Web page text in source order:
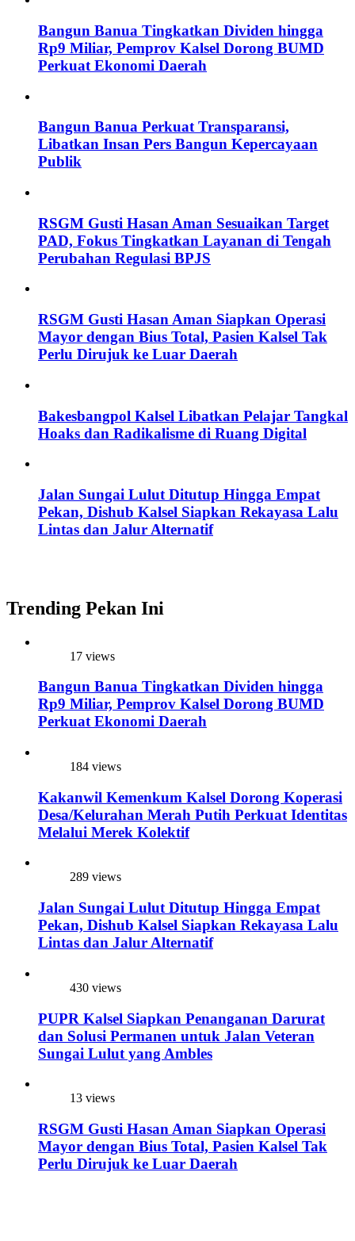
Bangun Banua Tingkatkan Dividen hingga
Rp9 Miliar, Pemprov Kalsel Dorong BUMD
Perkuat Ekonomi Daerah
Bangun Banua Perkuat Transparansi,
Libatkan Insan Pers Bangun Kepercayaan
Publik
RSGM Gusti Hasan Aman Sesuaikan Target
PAD, Fokus Tingkatkan Layanan di Tengah
Perubahan Regulasi BPJS
RSGM Gusti Hasan Aman Siapkan Operasi
Mayor dengan Bius Total, Pasien Kalsel Tak
Perlu Dirujuk ke Luar Daerah
Bakesbangpol Kalsel Libatkan Pelajar Tangkal
Hoaks dan Radikalisme di Ruang Digital
Jalan Sungai Lulut Ditutup Hingga Empat
Pekan, Dishub Kalsel Siapkan Rekayasa Lalu
Lintas dan Jalur Alternatif
Trending Pekan Ini
17 views
Bangun Banua Tingkatkan Dividen hingga
Rp9 Miliar, Pemprov Kalsel Dorong BUMD
Perkuat Ekonomi Daerah
184 views
Kakanwil Kemenkum Kalsel Dorong Koperasi
Desa/Kelurahan Merah Putih Perkuat Identitas
Melalui Merek Kolektif
289 views
Jalan Sungai Lulut Ditutup Hingga Empat
Pekan, Dishub Kalsel Siapkan Rekayasa Lalu
Lintas dan Jalur Alternatif
430 views
PUPR Kalsel Siapkan Penanganan Darurat
dan Solusi Permanen untuk Jalan Veteran
Sungai Lulut yang Ambles
13 views
RSGM Gusti Hasan Aman Siapkan Operasi
Mayor dengan Bius Total, Pasien Kalsel Tak
Perlu Dirujuk ke Luar Daerah